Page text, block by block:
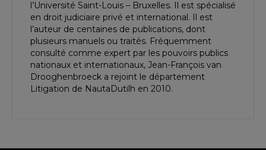
l’Université Saint-Louis – Bruxelles. Il est spécialisé
en droit judiciaire privé et international. Il est
l’auteur de centaines de publications, dont
plusieurs manuels ou traités. Fréquemment
consulté comme expert par les pouvoirs publics
nationaux et internationaux, Jean-François van
Drooghenbroeck a rejoint le département
Litigation de NautaDutilh en 2010.